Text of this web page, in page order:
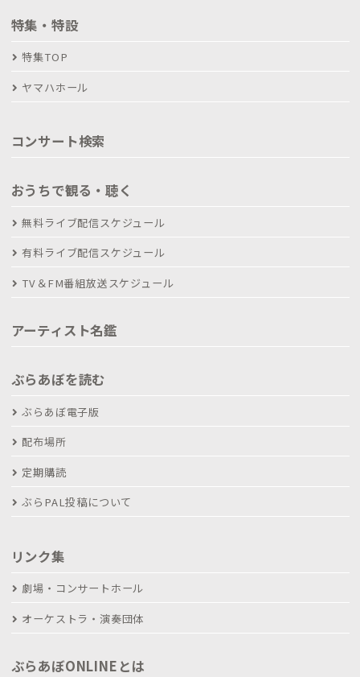
特集・特設
特集TOP
ヤマハホール
コンサート検索
おうちで観る・聴く
無料ライブ配信スケジュール
有料ライブ配信スケジュール
TV＆FM番組放送スケジュール
アーティスト名鑑
ぶらあぼを読む
ぶらあぼ電子版
配布場所
定期購読
ぶらPAL投稿について
リンク集
劇場・コンサートホール
オーケストラ・演奏団体
ぶらあぼONLINEとは